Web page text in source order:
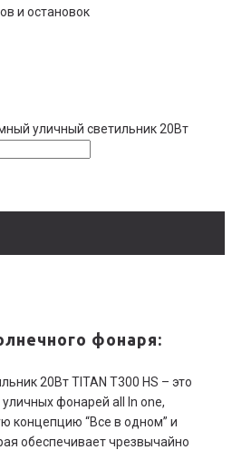
и остановок
уличный светильник 20Вт
фонаря:
20Вт TITAN T300 HS – это
фонарей all In one,
концепцию “Все в одном” и
обеспечивает чрезвычайно